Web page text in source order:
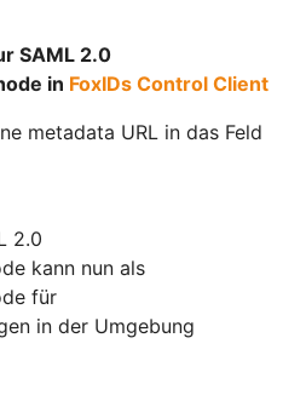
SAML 2.0
in FoxIDs Control Client
metadata URL in das Feld
2.0
kann nun als
für
in der Umgebung